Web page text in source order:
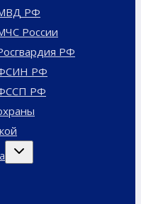
РФ
России
РФ
РФ
РФ
Переключить
дочернее